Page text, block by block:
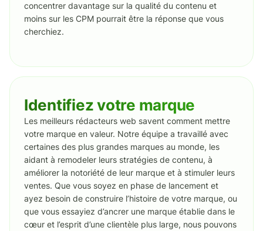
concentrer davantage sur la qualité du contenu et
moins sur les CPM pourrait être la réponse que vous
cherchiez.
Identifiez votre marque
Les meilleurs rédacteurs web savent comment mettre
votre marque en valeur. Notre équipe a travaillé avec
certaines des plus grandes marques au monde, les
aidant à remodeler leurs stratégies de contenu, à
améliorer la notoriété de leur marque et à stimuler leurs
ventes. Que vous soyez en phase de lancement et
ayez besoin de construire l’histoire de votre marque, ou
que vous essayiez d’ancrer une marque établie dans le
cœur et l’esprit d’une clientèle plus large, nous pouvons